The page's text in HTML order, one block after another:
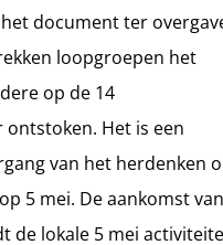
document ter
loopgroepen het
op de 14
Het is een
van het herdenken
5 mei. De aankomst van
de lokale 5 mei